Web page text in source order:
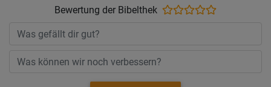
Bewertung der Bibelthek